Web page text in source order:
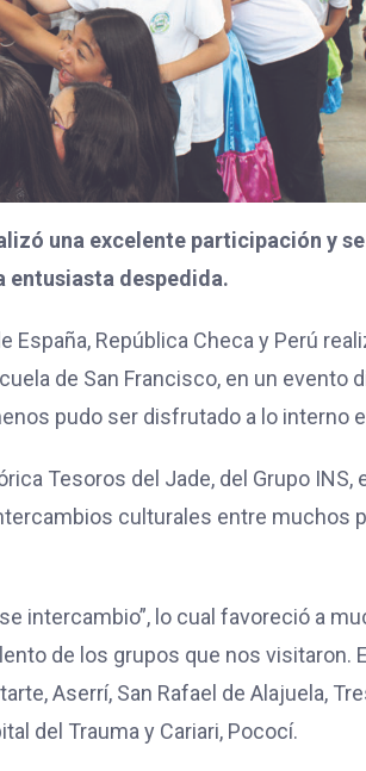
una excelente participación y
entusiasta despedida.
España, República Checa y Perú
de San Francisco, en un evento
pudo ser disfrutado a lo interno
Tesoros del Jade, del Grupo
culturales entre muchos
intercambio”, lo cual favoreció a
de los grupos que nos visitaron.
Aserrí, San Rafael de Alajuela,
del Trauma y Cariari, Pococí.